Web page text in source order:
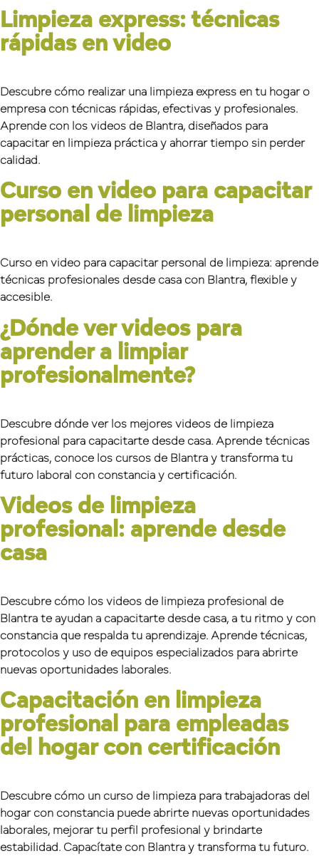
Limpieza express: técnicas
rápidas en video
Descubre cómo realizar una limpieza express en tu hogar o
empresa con técnicas rápidas, efectivas y profesionales.
Aprende con los videos de Blantra, diseñados para
capacitar en limpieza práctica y ahorrar tiempo sin perder
calidad.
Curso en video para capacitar
personal de limpieza
Curso en video para capacitar personal de limpieza: aprende
técnicas profesionales desde casa con Blantra, flexible y
accesible.
¿Dónde ver videos para
aprender a limpiar
profesionalmente?
Descubre dónde ver los mejores videos de limpieza
profesional para capacitarte desde casa. Aprende técnicas
prácticas, conoce los cursos de Blantra y transforma tu
futuro laboral con constancia y certificación.
Videos de limpieza
profesional: aprende desde
casa
Descubre cómo los videos de limpieza profesional de
Blantra te ayudan a capacitarte desde casa, a tu ritmo y con
constancia que respalda tu aprendizaje. Aprende técnicas,
protocolos y uso de equipos especializados para abrirte
nuevas oportunidades laborales.
Capacitación en limpieza
profesional para empleadas
del hogar con certificación
Descubre cómo un curso de limpieza para trabajadoras del
hogar con constancia puede abrirte nuevas oportunidades
laborales, mejorar tu perfil profesional y brindarte
estabilidad. Capacítate con Blantra y transforma tu futuro.